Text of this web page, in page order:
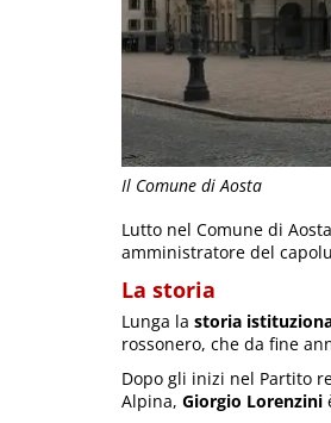
Il Comune di Aosta
Lutto nel Comune di
amministratore del
La storia
Lunga la storia
rossonero, che da fine
Dopo gli inizi nel Partito
Alpina, Giorgio Lorenzini